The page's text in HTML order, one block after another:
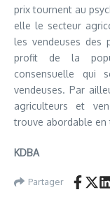
prix tournent au
elle le secteur
les vendeuses des
profit de la
consensuelle qui
vendeuses. Par
agriculteurs et
trouve abordable en
KDBA
Partager